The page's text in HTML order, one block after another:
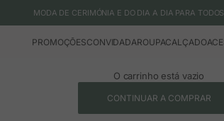
MODA DE CERIMÓNIA E DO DIA A DIA PARA
PROMOÇÕESCONVIDADAROUPACALÇADO
O carrinho está vazio
CONTINUAR A COMPRAR